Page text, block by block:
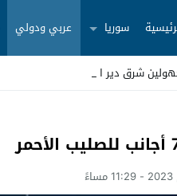
سوريا عربي ودولي
شرق دير الزور